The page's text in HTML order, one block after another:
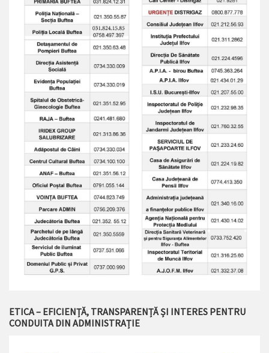
ETICA – EFICIENȚĂ, TRANSPARENȚĂ ȘI INTERES PENTRU
CONDUITA DIN ADMINISTRAȚIE